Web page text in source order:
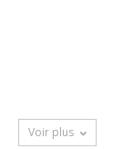
Voir plus